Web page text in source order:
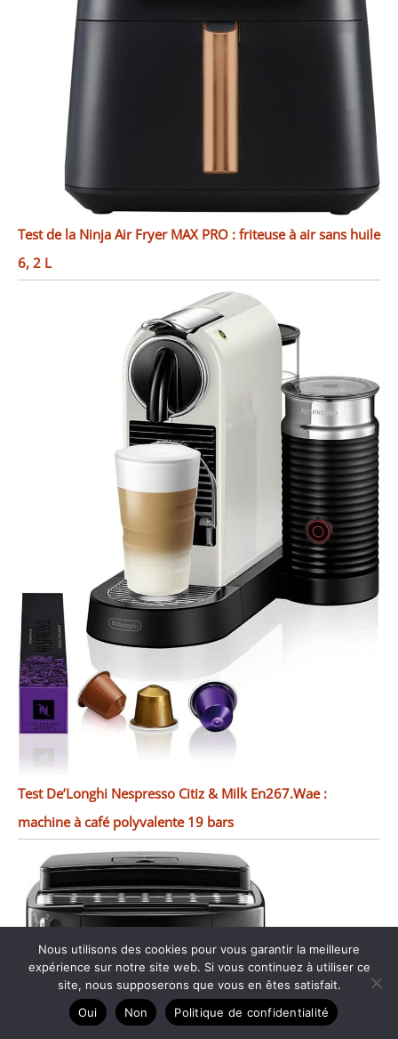
Test de la Ninja Air Fryer MAX PRO : friteuse à air sans huile
6, 2 L
Test De’Longhi Nespresso Citiz & Milk En267.Wae :
machine à café polyvalente 19 bars
Nous utilisons des cookies pour vous garantir la meilleure
expérience sur notre site web. Si vous continuez à utiliser ce
site, nous supposerons que vous en êtes satisfait.
Oui
Non Politique de confidentialité